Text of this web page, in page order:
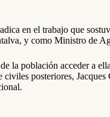
en el trabajo que
y como Ministro de
la población acceder a
posteriores,